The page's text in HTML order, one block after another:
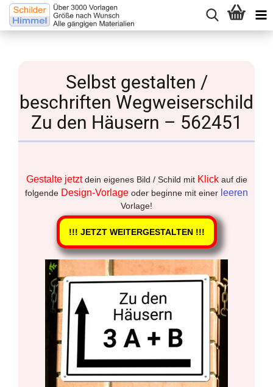
Selbst gestalten /
beschriften Wegweiserschild
Zu den Häusern – 562451
Gestalte jetztdein eigenes Bild / Schild mit Klickauf die
folgende Design-Vorlage oder beginne mit einer leeren
Vorlage!
!!! JETZT WEITERGESTALTEN !!!